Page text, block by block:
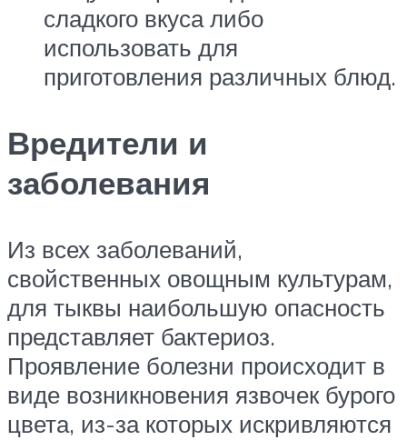
сладкого вкуса либо
использовать для
приготовления различных блюд.
Вредители и
заболевания
Из всех заболеваний,
свойственных овощным культурам,
для тыквы наибольшую опасность
представляет бактериоз.
Проявление болезни происходит в
виде возникновения язвочек бурого
цвета, из-за которых искривляются